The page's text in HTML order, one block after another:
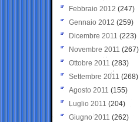
Febbraio 2012 (247)
Gennaio 2012 (259)
Dicembre 2011 (223)
Novembre 2011 (267)
Ottobre 2011 (283)
Settembre 2011 (268)
Agosto 2011 (155)
Luglio 2011 (204)
Giugno 2011 (262)